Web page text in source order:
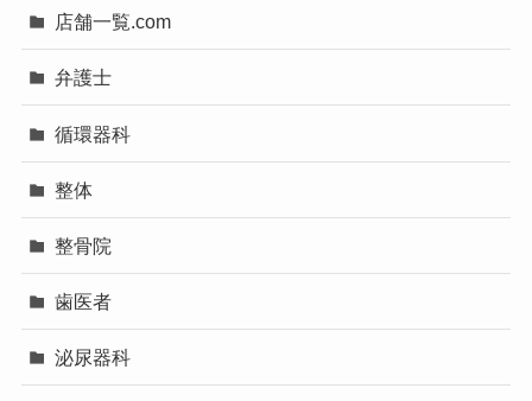
店舗一覧.com
弁護士
循環器科
整体
整骨院
歯医者
泌尿器科